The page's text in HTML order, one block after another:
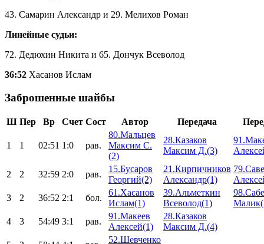
43. Самарин Александр и 29. Мелихов Роман
Линейные судьи:
72. Дедюхин Никита и 65. Дончук Всеволод
36:52 Хасанов Ислам
Заброшенные шайбы
Ш Пер Вр Счет Сост Автор Передача
1 1 02:51 1:0 рав.
80.Мальцев
Максим С.
(2)
28.Казаков
Максим Д.(3)
2 2 32:59 2:0 рав.
15.Бусаров
Георгий(2)
21.Кирпичников
Александр(1)
3
2 36:52 2:1 бол.
61.Хасанов
Ислам(1)
39.Альметкин
Всеволод(1)
4
3 54:49 3:1 рав.
91.Макеев
Алексей(1)
28.Казаков
Максим Д.(4)
52.Шевченко